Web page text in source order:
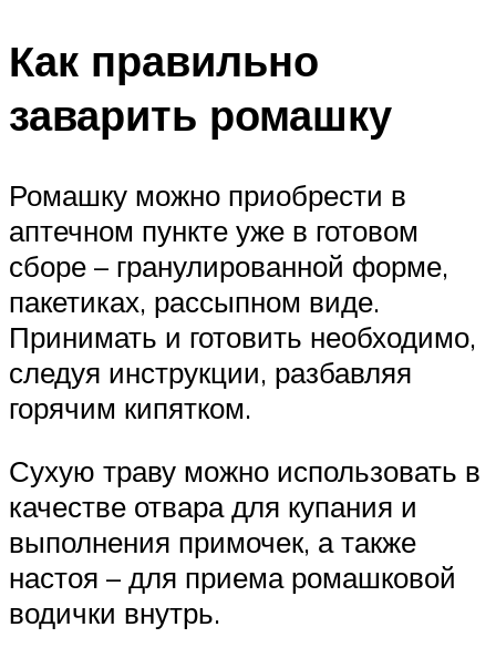
Как правильно
заварить ромашку
Ромашку можно приобрести в
аптечном пункте уже в готовом
сборе – гранулированной форме,
пакетиках, рассыпном виде.
Принимать и готовить необходимо,
следуя инструкции, разбавляя
горячим кипятком.
Сухую траву можно использовать в
качестве отвара для купания и
выполнения примочек, а также
настоя – для приема ромашковой
водички внутрь.